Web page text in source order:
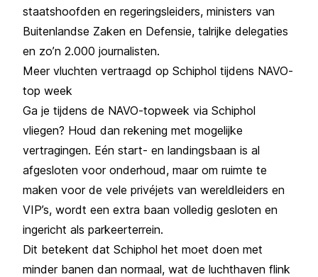
staatshoofden en regeringsleiders, ministers van
Buitenlandse Zaken en Defensie, talrijke delegaties
en zo’n 2.000 journalisten.
Meer vluchten vertraagd op Schiphol tijdens NAVO-
top week
Ga je tijdens de NAVO-topweek via Schiphol
vliegen? Houd dan rekening met mogelijke
vertragingen. Eén start- en landingsbaan is al
afgesloten voor onderhoud, maar om ruimte te
maken voor de vele privéjets van wereldleiders en
VIP’s, wordt een extra baan volledig gesloten en
ingericht als parkeerterrein.
Dit betekent dat Schiphol het moet doen met
minder banen dan normaal, wat de luchthaven flink